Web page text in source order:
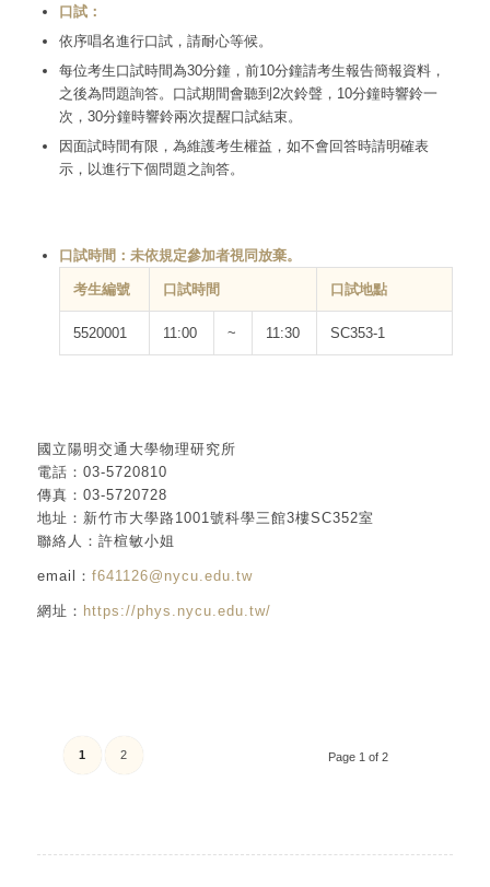
口試：
依序唱名進行口試，請耐心等候。
每位考生口試時間為30分鐘，前10分鐘請考生報告簡報資料，
之後為問題詢答。口試期間會聽到2次鈴聲，10分鐘時響鈴一
次，30分鐘時響鈴兩次提醒口試結束。
因面試時間有限，為維護考生權益，如不會回答時請明確表
示，以進行下個問題之詢答。
口試時間：未依規定參加者視同放棄。
考生編號 口試時間 口試地點
5520001 11:00 ~ 11:30 SC353-1
國立陽明交通大學物理研究所
電話：03-5720810
傳真：03-5720728
地址：新竹市大學路1001號科學三館3樓SC352室
聯絡人：許楦敏小姐
email： f641126@nycu.edu.tw
網址： https://phys.nycu.edu.tw/
Page 1 of 2
1 2